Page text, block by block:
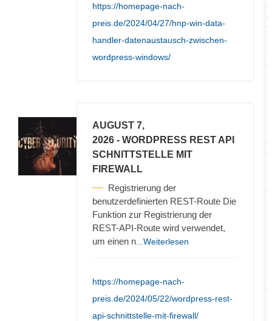
https://homepage-nach-
preis.de/2024/04/27/hnp-win-data-
handler-datenaustausch-zwischen-
wordpress-windows/
AUGUST 7,
2026 - WORDPRESS REST API
SCHNITTSTELLE MIT
FIREWALL
Registrierung der
benutzerdefinierten REST-Route Die
Funktion zur Registrierung der
REST-API-Route wird verwendet,
um einen n ...Weiterlesen
https://homepage-nach-
preis.de/2024/05/22/wordpress-rest-
api-schnittstelle-mit-firewall/